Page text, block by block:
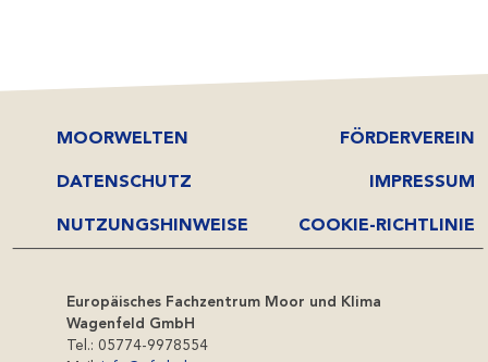
MOORWELTEN FÖRDERVEREIN
DATENSCHUTZ IMPRESSUM
NUTZUNGSHINWEISE COOKIE-RICHTLINIE
Europäisches Fachzentrum Moor und Klima
Wagenfeld GmbH
Tel.: 05774-9978554